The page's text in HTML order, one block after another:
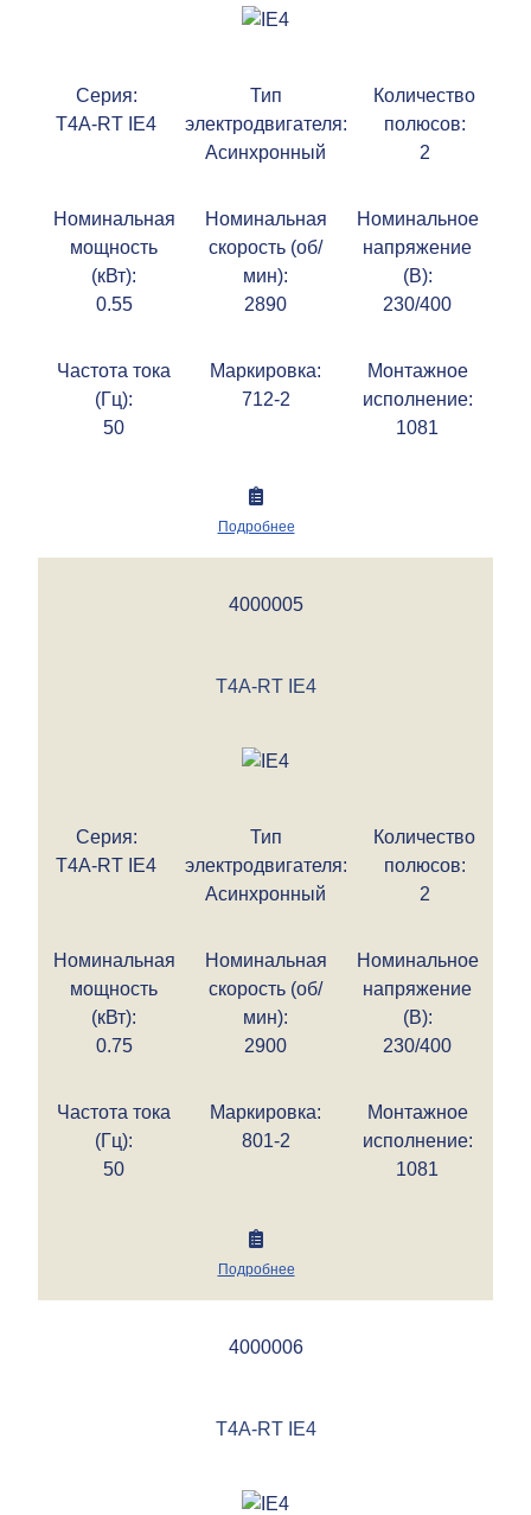
Серия:
T4A-RT IE4
Тип
электродвигателя:
Асинхронный
Количество
полюсов:
2
Номинальная
мощность
(кВт):
0.55
Номинальная
скорость (об/
мин):
2890
Номинальное
напряжение
(В):
230/400
Частота тока
(Гц):
50
Маркировка:
712-2
Монтажное
исполнение:
1081
Подробнее
4000005
T4A-RT IE4
Серия:
T4A-RT IE4
Тип
электродвигателя:
Асинхронный
Количество
полюсов:
2
Номинальная
мощность
(кВт):
0.75
Номинальная
скорость (об/
мин):
2900
Номинальное
напряжение
(В):
230/400
Частота тока
(Гц):
50
Маркировка:
801-2
Монтажное
исполнение:
1081
Подробнее
4000006
T4A-RT IE4